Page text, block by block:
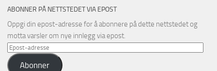
ABONNER PÅ NETTSTEDET VIA EPOST
Oppgi din epost-adresse for å abonnere på dette nettstedet og
motta varsler om nye innlegg via epost.
Epost-
adresse
Abonner